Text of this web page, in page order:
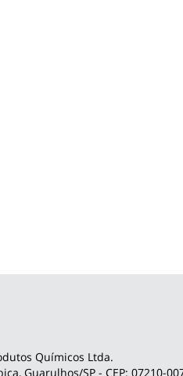
Químicos Ltda.
Guarulhos/SP - CEP: 07210-